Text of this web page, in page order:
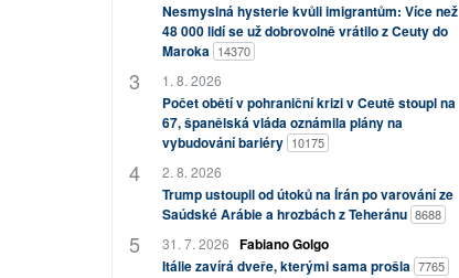
Nesmyslná hysterie kvůli imigrantům: Více než
48 000 lidí se už dobrovolně vrátilo z Ceuty do
Maroka 14370
1. 8. 2026
Počet obětí v pohraniční krizi v Ceutě stoupl na
67, španělská vláda oznámila plány na
vybudování bariéry 10175
2. 8. 2026
Trump ustoupil od útoků na Írán po varování ze
Saúdské Arábie a hrozbách z Teheránu 8688
31. 7. 2026 Fabiano Golgo
Itálie zavírá dveře, kterými sama prošla 7765